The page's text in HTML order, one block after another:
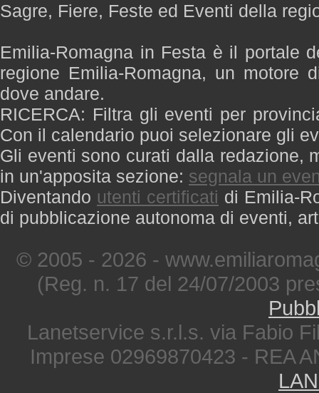
Sagre, Fiere, Feste ed Eventi della
Emilia-Romagna in Festa è il portale
regione Emilia-Romagna, un motore
dove andare.
RICERCA: Filtra gli eventi per
Con il calendario puoi selezionare gli
Gli eventi sono curati dalla redazione,
in un'apposita sezione: segnala un
Diventando utenti certificati di Emilia-
di pubblicazione autonoma di eventi,
© 2005 - 2026 -
(Reg. n. 17 del 24/07/2003
Lanetservice s.r.l.s. via Fabio
Imprese 02969870423 - REA